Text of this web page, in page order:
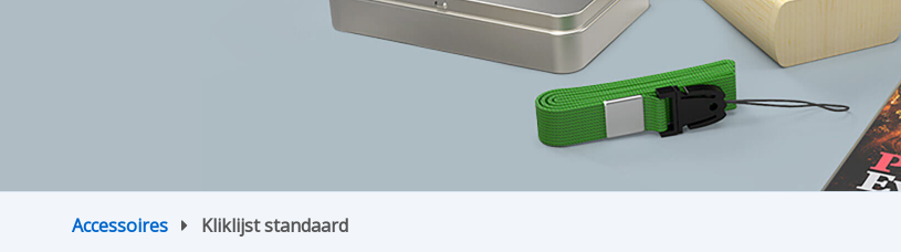
Accessoires Kliklijst standaard